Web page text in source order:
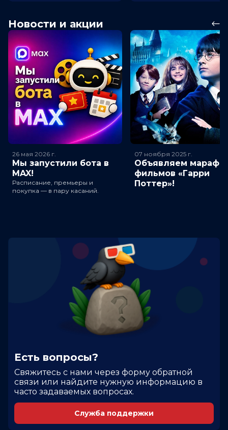
Новости и акции
26 мая 2026 г.
Мы запустили бота в
MAX!
Расписание, премьеры и
покупка — в пару касаний.
07 ноября 2025 г.
Объявляем
фильмов «Гарри
Поттер»!
Есть вопросы?
Cвяжитесь с нами через форму обратной
связи или найдите нужную информацию в
часто задаваемых вопросах.
Служба поддержки